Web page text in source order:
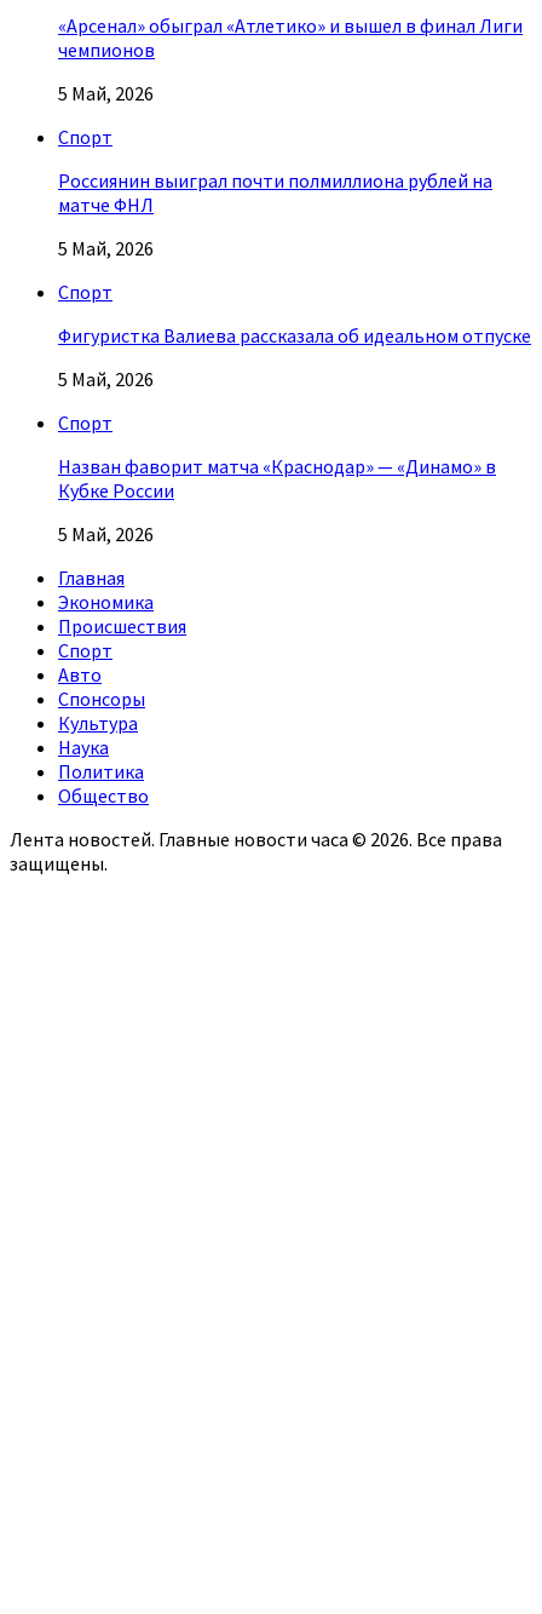
«Арсенал» обыграл «Атлетико» и вышел в финал Лиги
чемпионов
5 Май, 2026
Спорт
Россиянин выиграл почти полмиллиона рублей на
матче ФНЛ
5 Май, 2026
Спорт
Фигуристка Валиева рассказала об идеальном отпуске
5 Май, 2026
Спорт
Назван фаворит матча «Краснодар» — «Динамо» в
Кубке России
5 Май, 2026
Главная
Экономика
Происшествия
Спорт
Авто
Спонсоры
Культура
Наука
Политика
Общество
Лента новостей. Главные новости часа © 2026. Все права
защищены.